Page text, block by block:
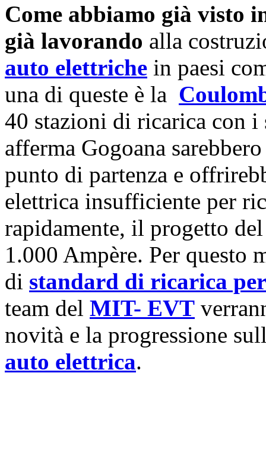
Come abbiamo già visto
già lavorando alla
auto elettriche in paesi
una di queste è la
40 stazioni di ricarica con
afferma Gogoana
punto di partenza e
elettrica insufficiente per
rapidamente, il progetto
1.000 Ampère. Per questo
di standard di ricarica
team del MIT- EVT
novità e la progressione
auto elettrica.